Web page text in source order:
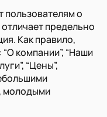
пользователям о
предельно
Как правило,
“О компании”, “Наши
“Цены”,
молодыми